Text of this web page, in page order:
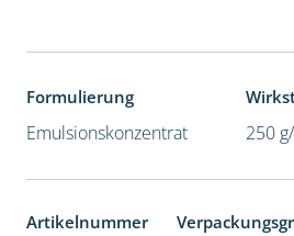
Formulierung
Emulsionskonzentrat 250
Artikelnummer